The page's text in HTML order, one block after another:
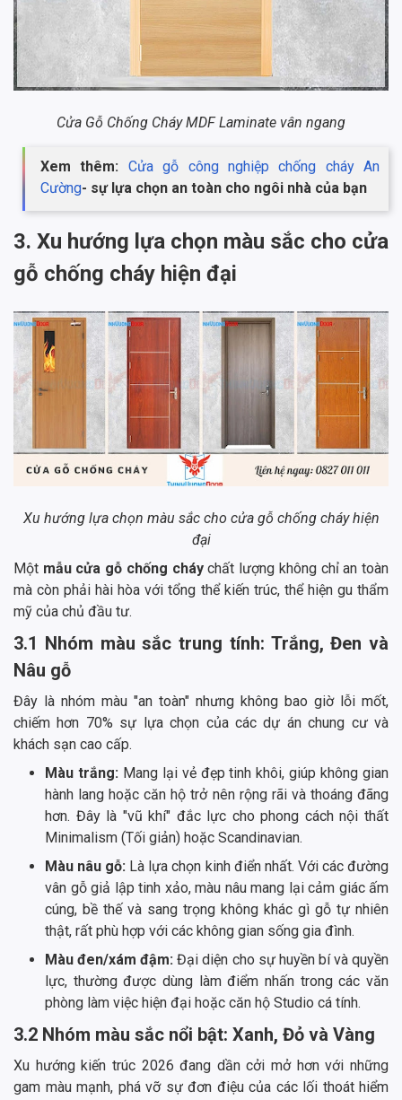
Cửa Gỗ Chống Cháy MDF Laminate vân ngang
Xem thêm: Cửa gỗ công nghiệp chống cháy An
Cường- sự lựa chọn an toàn cho ngôi nhà của bạn
3. Xu hướng lựa chọn màu sắc cho cửa
gỗ chống cháy hiện đại
Xu hướng lựa chọn màu sắc cho cửa gỗ chống cháy hiện
đại
Một mẫu cửa gỗ chống cháychất lượng không chỉ an toàn
mà còn phải hài hòa với tổng thể kiến trúc, thể hiện gu thẩm
mỹ của chủ đầu tư.
3.1 Nhóm màu sắc trung tính: Trắng, Đen và
Nâu gỗ
Đây là nhóm màu "an toàn" nhưng không bao giờ lỗi mốt,
chiếm hơn 70% sự lựa chọn của các dự án chung cư và
khách sạn cao cấp.
Màu trắng:Mang lại vẻ đẹp tinh khôi, giúp không gian
hành lang hoặc căn hộ trở nên rộng rãi và thoáng đãng
hơn. Đây là "vũ khí" đắc lực cho phong cách nội thất
Minimalism (Tối giản) hoặc Scandinavian.
Màu nâu gỗ: Là lựa chọn kinh điển nhất. Với các đường
vân gỗ giả lập tinh xảo, màu nâu mang lại cảm giác ấm
cúng, bề thế và sang trọng không khác gì gỗ tự nhiên
thật, rất phù hợp với các không gian sống gia đình.
Màu đen/xám đậm: Đại diện cho sự huyền bí và quyền
lực, thường được dùng làm điểm nhấn trong các văn
phòng làm việc hiện đại hoặc căn hộ Studio cá tính.
3.2 Nhóm màu sắc nổi bật: Xanh, Đỏ và Vàng
Xu hướng kiến trúc 2026 đang dần cởi mở hơn với những
gam màu mạnh, phá vỡ sự đơn điệu của các lối thoát hiểm